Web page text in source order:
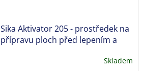
Sika Aktivator 205 - prostředek na
přípravu ploch před lepením a
Skladem